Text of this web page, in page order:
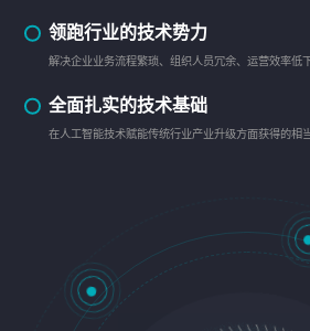
领跑行业的技术势力
解决企业业务流程繁琐、组织人员冗余、运营效率低
全面扎实的技术基础
在人工智能技术赋能传统行业产业升级方面获得的相